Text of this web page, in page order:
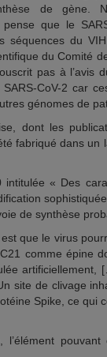
de gène.
que le
séquences du
du Comité
pas à l’avis
CoV-2 car
génomes de
dont les
fabriqué dans un
« Des
de synthèse
que le virus
comme épine
artificiellement,
site de clivage
Spike, ce qui
pouvant